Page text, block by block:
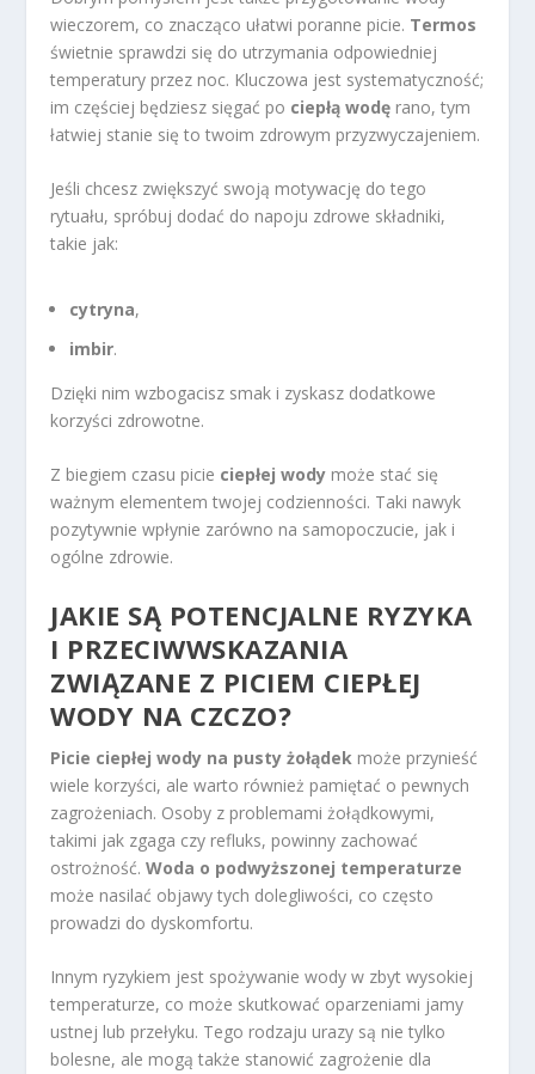
wieczorem, co znacząco ułatwi poranne picie. Termos
świetnie sprawdzi się do utrzymania odpowiedniej
temperatury przez noc. Kluczowa jest systematyczność;
im częściej będziesz sięgać po ciepłą wodę rano, tym
łatwiej stanie się to twoim zdrowym przyzwyczajeniem.
Jeśli chcesz zwiększyć swoją motywację do tego
rytuału, spróbuj dodać do napoju zdrowe składniki,
takie jak:
cytryna,
imbir.
Dzięki nim wzbogacisz smak i zyskasz dodatkowe
korzyści zdrowotne.
Z biegiem czasu picie ciepłej wody może stać się
ważnym elementem twojej codzienności. Taki nawyk
pozytywnie wpłynie zarówno na samopoczucie, jak i
ogólne zdrowie.
JAKIE SĄ POTENCJALNE RYZYKA
I PRZECIWWSKAZANIA
ZWIĄZANE Z PICIEM CIEPŁEJ
WODY NA CZCZO?
Picie ciepłej wody na pusty żołądek może przynieść
wiele korzyści, ale warto również pamiętać o pewnych
zagrożeniach. Osoby z problemami żołądkowymi,
takimi jak zgaga czy refluks, powinny zachować
ostrożność.Woda o podwyższonej temperaturze
może nasilać objawy tych dolegliwości, co często
prowadzi do dyskomfortu.
Innym ryzykiem jest spożywanie wody w zbyt wysokiej
temperaturze, co może skutkować oparzeniami jamy
ustnej lub przełyku. Tego rodzaju urazy są nie tylko
bolesne, ale mogą także stanowić zagrożenie dla